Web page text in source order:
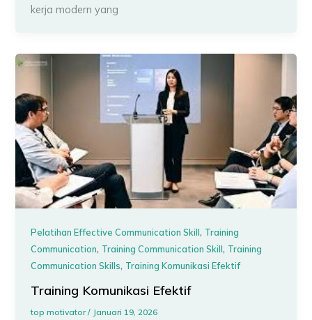
kerja modern yang
Pelatihan Effective Communication Skill, Training
Communication, Training Communication Skill, Training
Communication Skills, Training Komunikasi Efektif
Training Komunikasi Efektif
top motivator/ Januari 19, 2026